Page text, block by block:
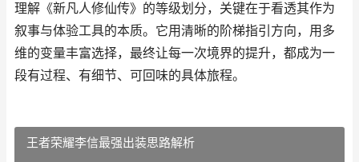
理解《新凡人修仙传》的等级划分，关键在于看透其作为
叙事与体验工具的本质。它用清晰的阶梯指引方向，用多
维的变量丰富选择，最终让每一次境界的提升，都成为一
段有过程、有细节、可回味的具体旅程。
王者荣耀李信最强出装思路解析